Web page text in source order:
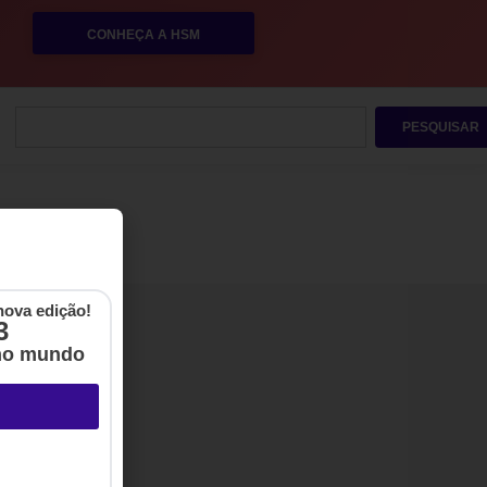
CONHEÇA A HSM
PESQUISAR
edição!
mundo